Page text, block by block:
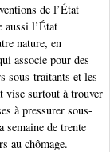
de l’État
aussi l’État
nature, en
associe pour des
sous-traitants et les
vise surtout à trouver
à pressurer sous-
semaine de trente
au chômage.